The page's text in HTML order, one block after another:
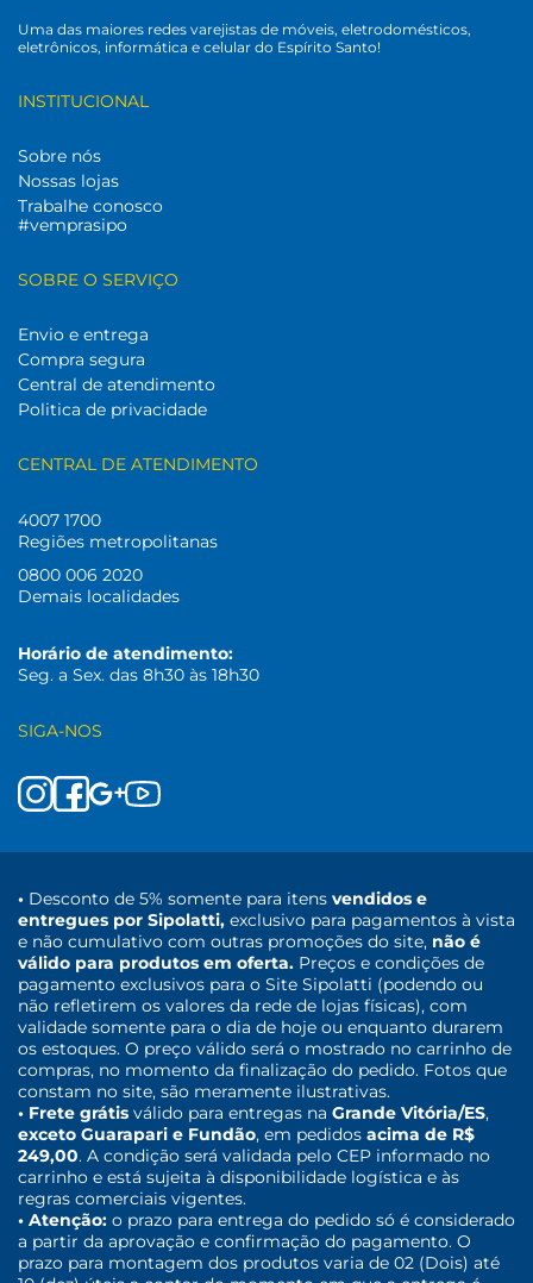
Uma das maiores redes varejistas de móveis, eletrodomésticos,
eletrônicos, informática e celular do Espírito Santo!
INSTITUCIONAL
Sobre nós
Nossas lojas
Trabalhe conosco
#vemprasipo
SOBRE O SERVIÇO
Envio e entrega
Compra segura
Central de atendimento
Politica de privacidade
CENTRAL DE ATENDIMENTO
4007 1700
Regiões metropolitanas
0800 006 2020
Demais localidades
Horário de atendimento:
Seg. a Sex. das 8h30 às 18h30
SIGA-NOS
• Desconto de 5% somente para itens vendidos e
entregues por Sipolatti, exclusivo para pagamentos à vista
e não cumulativo com outras promoções do site, não é
válido para produtos em oferta. Preços e condições de
pagamento exclusivos para o Site Sipolatti (podendo ou
não refletirem os valores da rede de lojas físicas), com
validade somente para o dia de hoje ou enquanto durarem
os estoques. O preço válido será o mostrado no carrinho de
compras, no momento da finalização do pedido. Fotos que
constam no site, são meramente ilustrativas.
• Frete grátis válido para entregas na Grande Vitória/ES,
exceto Guarapari e Fundão, em pedidos acima de R$
249,00. A condição será validada pelo CEP informado no
carrinho e está sujeita à disponibilidade logística e às
regras comerciais vigentes.
• Atenção: o prazo para entrega do pedido só é considerado
a partir da aprovação e confirmação do pagamento. O
prazo para montagem dos produtos varia de 02 (Dois) até